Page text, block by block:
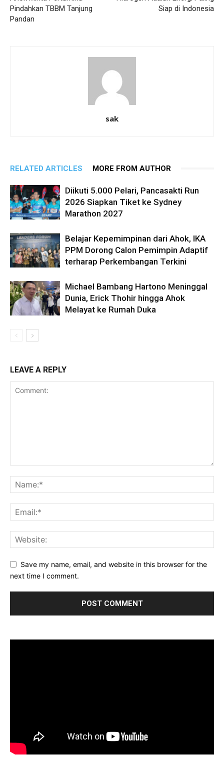
Pindahkan TBBM Tanjung
Pandan
Siap di Indonesia
sak
RELATED ARTICLES MORE FROM AUTHOR
Diikuti 5.000 Pelari, Pancasakti Run
2026 Siapkan Tiket ke Sydney
Marathon 2027
Belajar Kepemimpinan dari Ahok, IKA
PPM Dorong Calon Pemimpin Adaptif
terharap Perkembangan Terkini
Michael Bambang Hartono Meninggal
Dunia, Erick Thohir hingga Ahok
Melayat ke Rumah Duka
LEAVE A REPLY
Save my name, email, and website in this browser for the
next time I comment.